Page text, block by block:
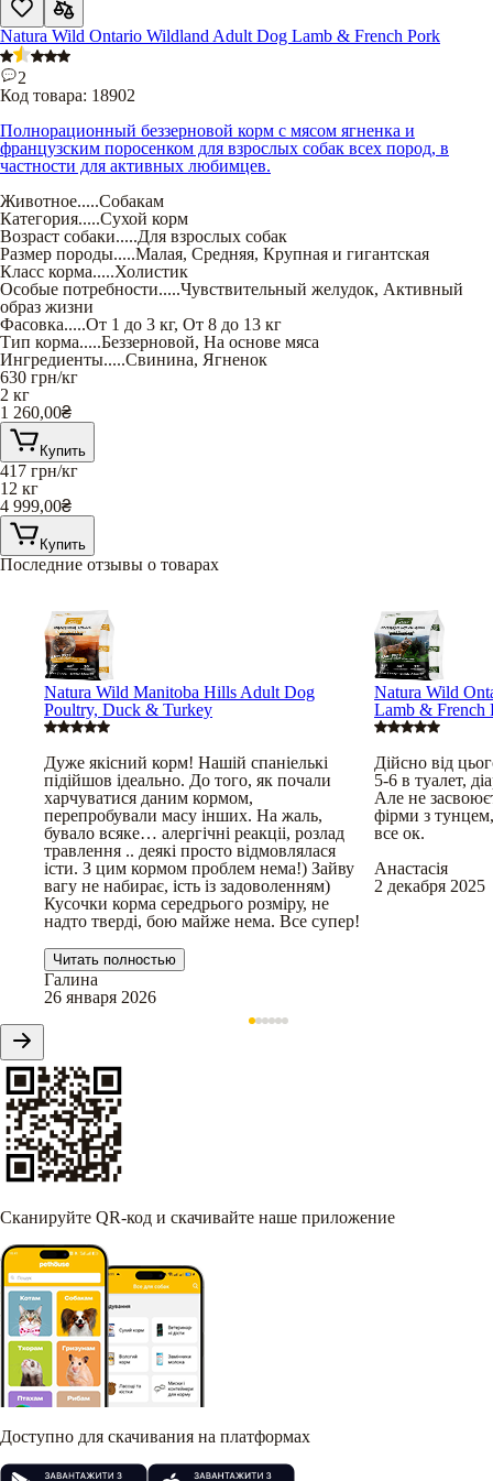
Natura Wild Ontario Wildland Adult Dog Lamb & French Pork
2
Код товара: 18902
Полнорационный беззерновой корм с мясом ягненка и
французским поросенком для взрослых собак всех пород, в
частности для активных любимцев.
Животное.....Собакам
Категория.....Сухой корм
Возраст собаки.....Для взрослых собак
Размер породы.....Малая, Средняя, Крупная и гигантская
Класс корма.....Холистик
Особые потребности.....Чувствительный желудок, Активный
образ жизни
Фасовка.....От 1 до 3 кг, От 8 до 13 кг
Тип корма.....Беззерновой, На основе мяса
Ингредиенты.....Свинина, Ягненок
630 грн/кг
2 кг
1 260,00₴
Купить
417 грн/кг
12 кг
4 999,00₴
Купить
Последние отзывы о товарах
Natura Wild Manitoba Hills Adult Dog
Poultry, Duck & Turkey
Дуже якісний корм! Нашій спаніелькі
підійшов ідеально. До того, як почали
харчуватися даним кормом,
перепробували масу інших. На жаль,
бувало всяке… алергічні реакціі, розлад
травлення .. деякі просто відмовлялася
істи. З цим кормом проблем нема!) Зайву
вагу не набирає, ість із задоволенням)
Кусочки корма середрього розміру, не
надто тверді, бою майже нема. Все супер!
Читать полностью
Галина
26 января 2026
Natura Wild
Lamb & French
Дійсно від
5-6 в туалет,
Але не
фірми з
все ок.
Анастасія
2 декабря 2025
Сканируйте QR-код и скачивайте наше приложение
Доступно для скачивания на платформах